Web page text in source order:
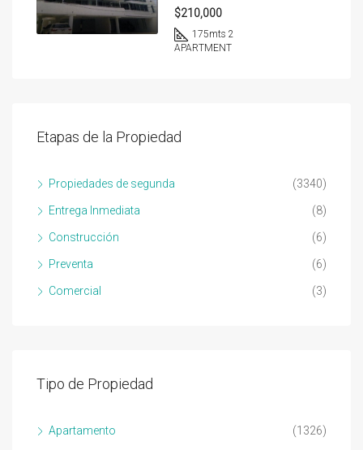
$210,000
175mts 2
APARTMENT
Etapas de la Propiedad
Propiedades de segunda (3340)
Entrega Inmediata (8)
Construcción (6)
Preventa (6)
Comercial (3)
Tipo de Propiedad
Apartamento (1326)